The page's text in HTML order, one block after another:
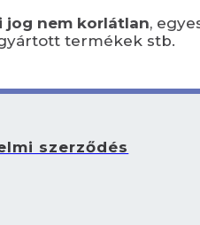
jog nem korlátlan,
termékek stb.
szerződés